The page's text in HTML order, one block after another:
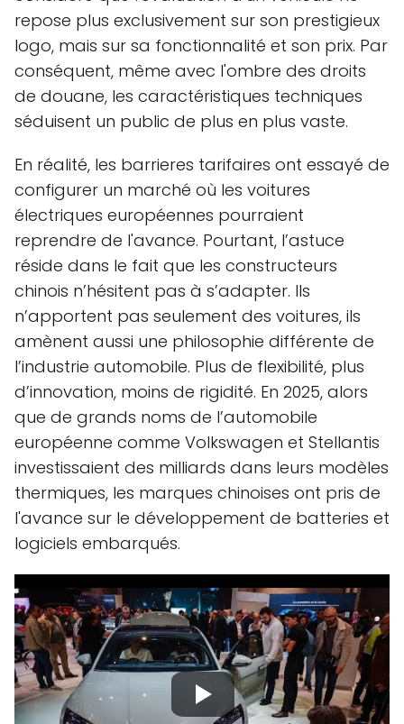
repose plus exclusivement sur son prestigieux
logo, mais sur sa fonctionnalité et son prix. Par
conséquent, même avec l'ombre des droits
de douane, les caractéristiques techniques
séduisent un public de plus en plus vaste.
En réalité, les barrieres tarifaires ont essayé de
configurer un marché où les voitures
électriques européennes pourraient
reprendre de l'avance. Pourtant, l’astuce
réside dans le fait que les constructeurs
chinois n’hésitent pas à s’adapter. Ils
n’apportent pas seulement des voitures, ils
amènent aussi une philosophie différente de
l’industrie automobile. Plus de flexibilité, plus
d’innovation, moins de rigidité. En 2025, alors
que de grands noms de l’automobile
européenne comme Volkswagen et Stellantis
investissaient des milliards dans leurs modèles
thermiques, les marques chinoises ont pris de
l'avance sur le développement de batteries et
logiciels embarqués.